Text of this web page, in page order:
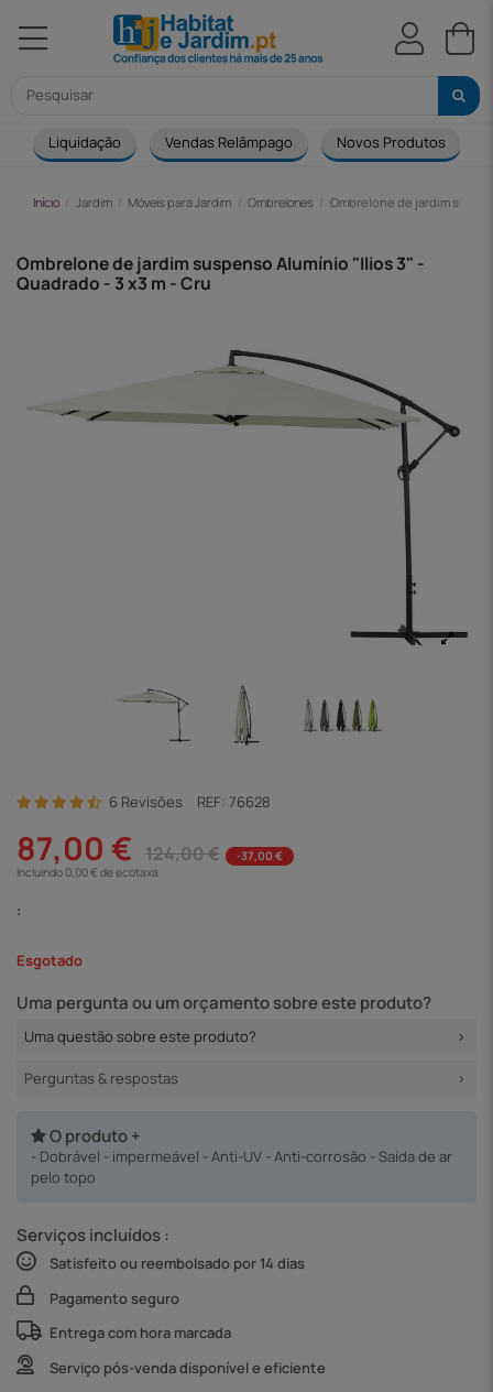
Liquidação Vendas Relâmpago Novos Produtos
Início Jardim Móveis para Jardim Ombrelones Ombrelone de jardim
Ombrelone de jardim suspenso Alumínio "Ilios 3" -
Quadrado - 3 x3 m - Cru
6 Revisões REF: 76628
87,00 € 124,00 €
-37,00 €
Incluindo 0,00 € de ecotaxa
:
Esgotado
Uma pergunta ou um orçamento sobre este produto?
Uma questão sobre este produto?
Perguntas & respostas
O produto +
- Dobrável - impermeável - Anti-UV - Anti-corrosão - Saída de ar
pelo topo
Serviços incluídos :
Satisfeito ou reembolsado por 14 dias
Pagamento seguro
Entrega com hora marcada
Serviço pós-venda disponível e eficiente